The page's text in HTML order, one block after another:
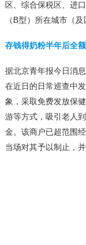
区、综合保税区、进
（B型）所在城市（及
存钱得奶粉半年后全
据北京青年报今日消
在近日的日常巡查中
象，采取免费发放保
游等方式，吸引老人
金。该商户已超范围
当场对其予以制止，